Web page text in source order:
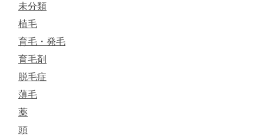
未分類
植毛
育毛・発毛
育毛剤
脱毛症
薄毛
薬
頭